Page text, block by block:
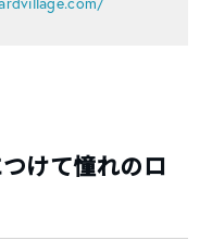
けて憧れのロ